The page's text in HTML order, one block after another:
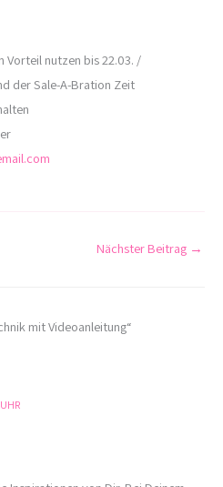
Vorteil nutzen bis 22.03. /
der Sale-A-Bration Zeit
Nächster Beitrag →
mit Videoanleitung“